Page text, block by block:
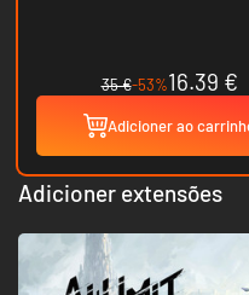
35 €-53%16.39 €
Adicioner ao
Adicioner extensões